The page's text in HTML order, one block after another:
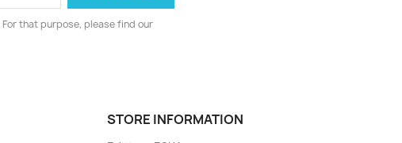
that purpose, please find our
STORE INFORMATION